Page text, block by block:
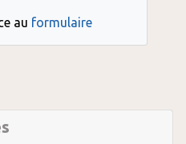
au formulaire